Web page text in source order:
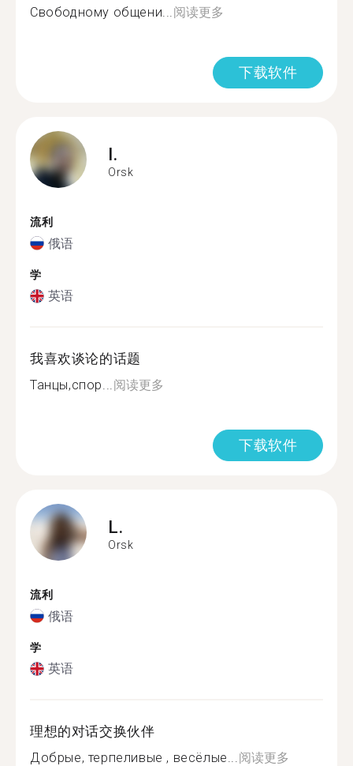
Свободному общени...阅读更多
下载软件
I.
Orsk
流利
俄语
学
英语
我喜欢谈论的话题
Танцы,спор...阅读更多
下载软件
L.
Orsk
流利
俄语
学
英语
理想的对话交换伙伴
Добрые, терпеливые , весёлые...阅读更多